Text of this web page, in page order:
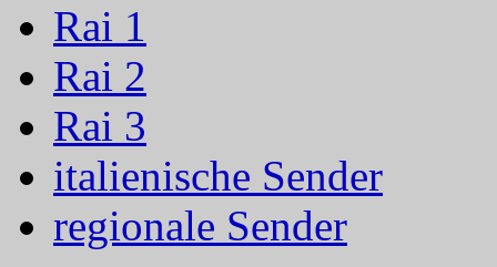
Rai 1
Rai 2
Rai 3
italienische Sender
regionale Sender